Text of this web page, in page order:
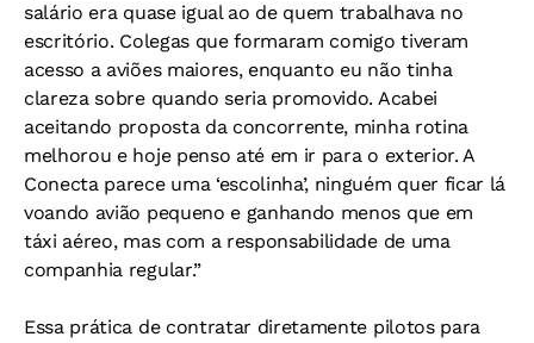
salário era quase igual ao de quem trabalhava no
escritório. Colegas que formaram comigo tiveram
acesso a aviões maiores, enquanto eu não tinha
clareza sobre quando seria promovido. Acabei
aceitando proposta da concorrente, minha rotina
melhorou e hoje penso até em ir para o exterior. A
Conecta parece uma ‘escolinha’, ninguém quer ficar lá
voando avião pequeno e ganhando menos que em
táxi aéreo, mas com a responsabilidade de uma
companhia regular.”
Essa prática de contratar diretamente pilotos para